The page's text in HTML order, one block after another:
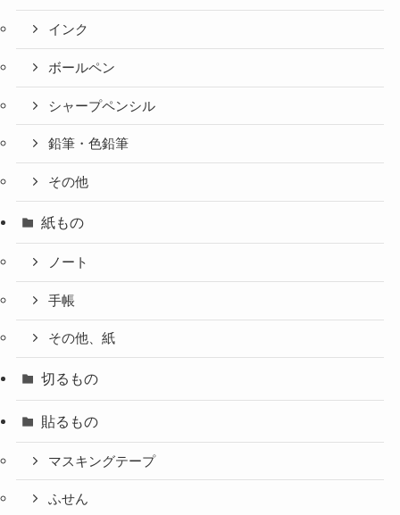
インク
ボールペン
シャープペンシル
鉛筆・色鉛筆
その他
紙もの
ノート
手帳
その他、紙
切るもの
貼るもの
マスキングテープ
ふせん